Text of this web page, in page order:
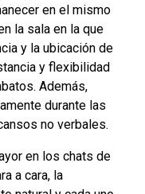
en el mismo
la sala en la que
y la ubicación de
y flexibilidad
Además,
durante las
no verbales.
en los chats de
a cara, la